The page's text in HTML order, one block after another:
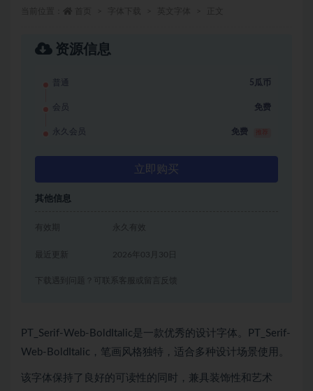
资源信息
普通 5瓜币
会员 免费
永久会员 免费
立即购买
其他信息
有效期 永久有效
2026年03月30日
下载遇到问题？可联系客服或留言反馈
PT_Serif-Web-BoldItalic是一款优秀的设计字体。PT_Serif-
Web-BoldItalic，笔画风格独特，适合多种设计场景使用。
该字体保持了良好的可读性的同时，兼具装饰性和艺术